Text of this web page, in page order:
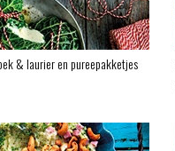
& laurier en pureepakketjes